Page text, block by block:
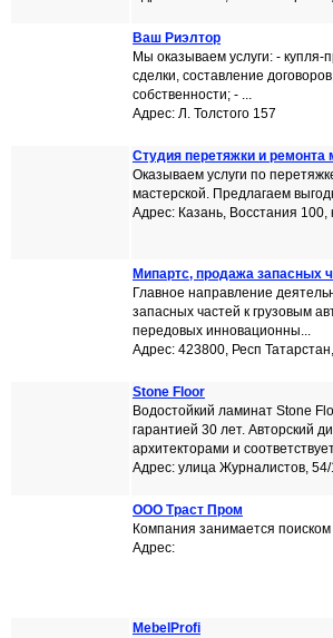
Ваш Риэлтор
Мы оказываем услуги: -
сделки, составление
собственности; - ...
Адрес: Л. Толстого 157
Студия перетяжки и ремонта
Оказываем услуги по
мастерской. Предлагаем
Адрес: Казань, Восстания 100,
Мипартс, продажа запасных
Главное направление
запасных частей к грузовым
передовых инновационны...
Адрес: 423800, Респ
Stone Floor
Водостойкий ламинат Stone
гарантией 30 лет. Авторский
архитекторами и
Адрес: улица Журналистов, 54/
ООО Траст Пром
Компания занимается
Адрес:
MebelProfi